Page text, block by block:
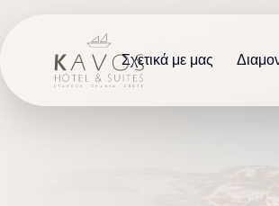
Σχετικά με μας